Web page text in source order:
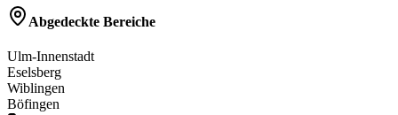
Abgedeckte Bereiche
Ulm-Innenstadt
Eselsberg
Wiblingen
Böfingen